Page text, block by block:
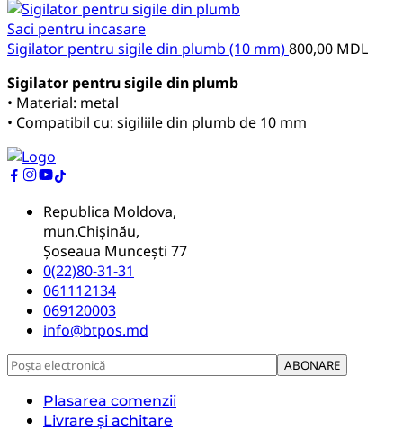
Saci pentru incasare
Sigilator pentru sigile din plumb (10 mm)800,00 MDL
Sigilator pentru sigile din plumb
• Material: metal
• Compatibil cu: sigiliile din plumb de 10 mm
Republica Moldova,
mun.Chișinău,
Șoseaua Muncești 77
0(22)80-31-31
061112134
069120003
info@btpos.md
Plasarea comenzii
Livrare și achitare